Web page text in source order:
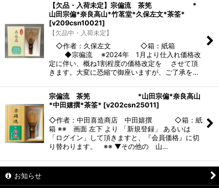
【欠品・入荷未定】宗偏流 茶筅 *
山田宗偏*奈良高山*竹茗堂*久保左文*茶筌*
[v209csn10021]
【欠品中・入荷未定】
◇作者：久保左文 ◇箱：紙箱
◆宗徧流 ※2024年 1月より仕入れ価格改
定に伴い、概ね1割程度の価格改定を させて頂
きます。大変に恐縮で御座いますが、ご了承を…
宗偏流 茶筅 *山田宗偏*奈良高山
*中田嬉撰*茶筌* [v202csn25011]
◇作者：中田喜造商店 中田嬉撰 ◇箱：紙
箱 ※※ 画面 左下 より 「新規登録」 あるいは
「ログイン」して頂きますと、『会員価格』に切
り替わります。 ※※ ▼その他の 山…
お知らせ